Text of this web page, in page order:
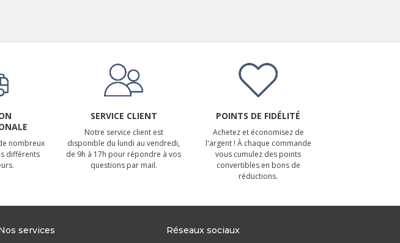
nombreux
différents
SERVICE CLIENT
Notre service client est
disponible du lundi au vendredi,
de 9h à 17h pour répondre à vos
questions par mail.
POINTS DE FIDÉLITÉ
Achetez et économisez de
l'argent ! À chaque commande
vous cumulez des points
convertibles en bons de
réductions.
services Réseaux sociaux